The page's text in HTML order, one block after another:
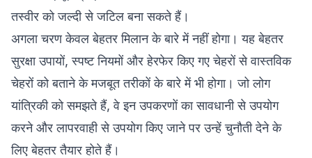
तस्वीर को जल्दी से जटिल बना सकते हैं।
अगला चरण केवल बेहतर मिलान के बारे में नहीं होगा। यह बेहतर
सुरक्षा उपायों, स्पष्ट नियमों और हेरफेर किए गए चेहरों से वास्तविक
चेहरों को बताने के मजबूत तरीकों के बारे में भी होगा। जो लोग
यांत्रिकी को समझते हैं, वे इन उपकरणों का सावधानी से उपयोग
करने और लापरवाही से उपयोग किए जाने पर उन्हें चुनौती देने के
लिए बेहतर तैयार होते हैं।